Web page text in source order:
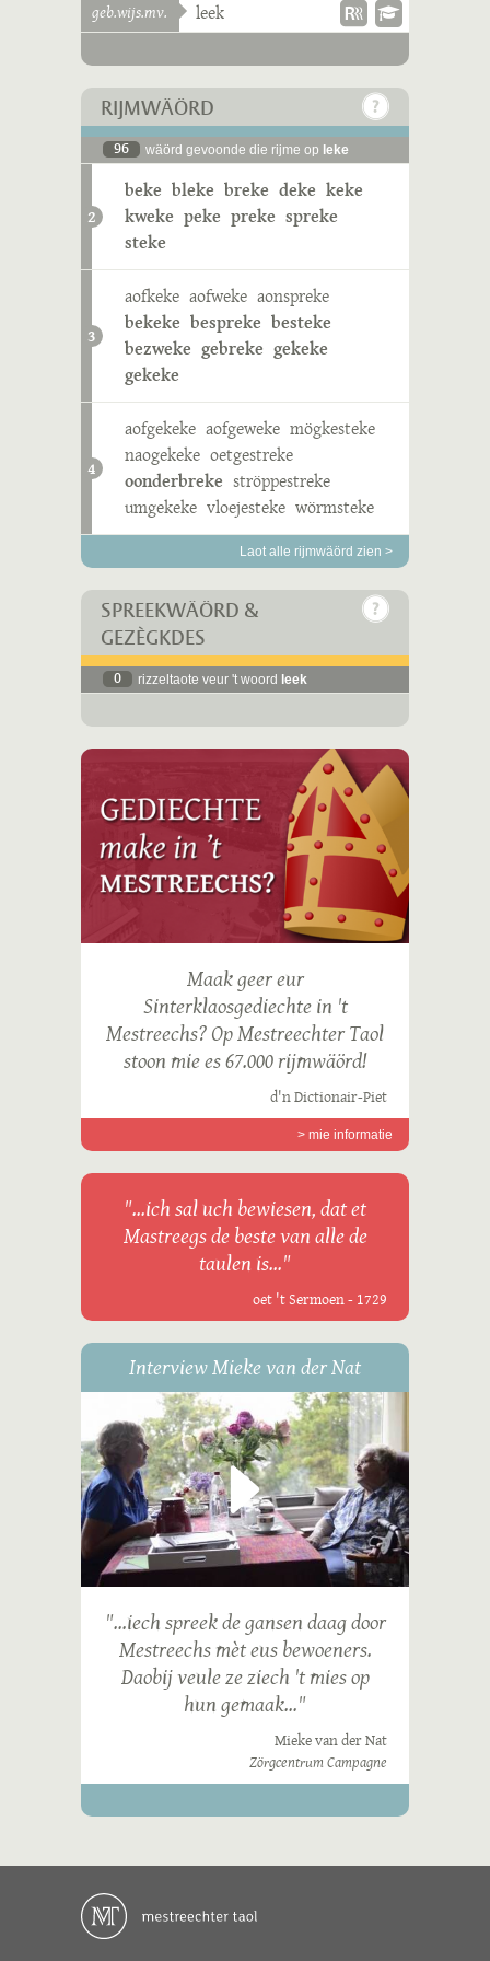
geb.wijs.mv. leek
RIJMWÄÖRD
96 wäörd gevoonde die rijme op leke
2
beke bleke breke deke keke
kweke peke preke spreke
steke
3
aofkeke aofweke aonspreke
bekeke bespreke besteke
bezweke gebreke gekeke
gekeke
4
aofgekeke aofgeweke mögkesteke
naogekeke oetgestreke
oonderbreke ströppestreke
umgekeke vloejesteke wörmsteke
Laot alle rijmwäörd zien >
SPREEKWÄÖRD &
GEZÈGKDES
0 rizzeltaote veur 't woord leek
Maak geer eur
Sinterklaosgediechte in 't
Mestreechs? Op Mestreechter Taol
stoon mie es 67.000 rijmwäörd!
d'n Dictionair-Piet
> mie informatie
"...ich sal uch bewiesen, dat et
Mastreegs de beste van alle de
taulen is..."
oet 't Sermoen - 1729
Interview Mieke van der Nat
"...iech spreek de gansen daag door
Mestreechs mèt eus bewoeners.
Daobij veule ze ziech 't mies op
hun gemaak..."
Mieke van der Nat
Zörgcentrum Campagne